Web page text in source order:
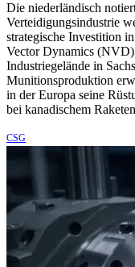
Die niederländisch
Verteidigungsindustrie
strategische Investition
Vector Dynamics (NVD)
Industriegelände in
Munitionsproduktion
in der Europa seine
bei kanadischem
CSG